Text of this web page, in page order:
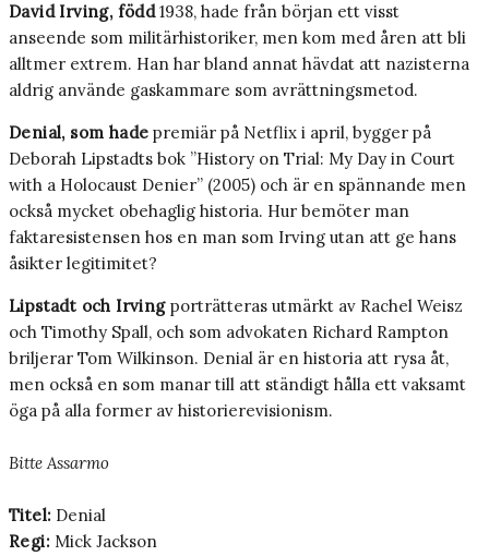
David Irving, född1938, hade från början ett visst
anseende som militärhistoriker, men kom med åren att bli
alltmer extrem. Han har bland annat hävdat att nazisterna
aldrig använde gaskammare som avrättningsmetod.
Denial, som hade premiär på Netflix i april, bygger på
Deborah Lipstadts bok ”History on Trial: My Day in Court
with a Holocaust Denier” (2005) och är en spännande men
också mycket obehaglig historia. Hur bemöter man
faktaresistensen hos en man som Irving utan att ge hans
åsikter legitimitet?
Lipstadt och Irvingporträtteras utmärkt av Rachel Weisz
och Timothy Spall, och som advokaten Richard Rampton
briljerar Tom Wilkinson. Denial är en historia att rysa åt,
men också en som manar till att ständigt hålla ett vaksamt
öga på alla former av historierevisionism.
Bitte Assarmo
Titel: Denial
Regi: Mick Jackson